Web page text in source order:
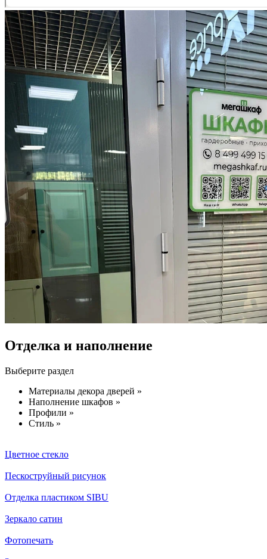
Отделка и наполнение
Выберите раздел
Материалы декора дверей »
Наполнение шкафов »
Профили »
Стиль »
Цветное стекло
Пескоструйный рисунок
Отделка пластиком SIBU
Зеркало сатин
Фотопечать